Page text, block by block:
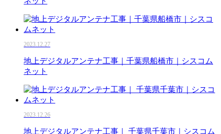
2023.12.27
地上デジタルアンテナ工事｜千葉県船橋市｜シスコム
ネット
2023.12.26
地上デジタルアンテナ工事｜ 千葉県千葉市｜シスコム